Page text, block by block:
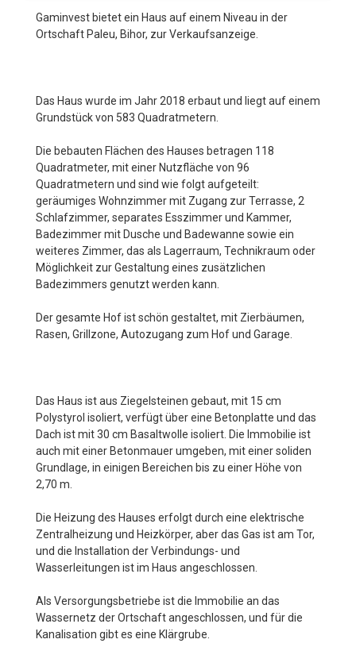
Gaminvest bietet ein Haus auf einem Niveau in der
Ortschaft Paleu, Bihor, zur Verkaufsanzeige.
Das Haus wurde im Jahr 2018 erbaut und liegt auf einem
Grundstück von 583 Quadratmetern.
Die bebauten Flächen des Hauses betragen 118
Quadratmeter, mit einer Nutzfläche von 96
Quadratmetern und sind wie folgt aufgeteilt:
geräumiges Wohnzimmer mit Zugang zur Terrasse, 2
Schlafzimmer, separates Esszimmer und Kammer,
Badezimmer mit Dusche und Badewanne sowie ein
weiteres Zimmer, das als Lagerraum, Technikraum oder
Möglichkeit zur Gestaltung eines zusätzlichen
Badezimmers genutzt werden kann.
Der gesamte Hof ist schön gestaltet, mit Zierbäumen,
Rasen, Grillzone, Autozugang zum Hof und Garage.
Das Haus ist aus Ziegelsteinen gebaut, mit 15 cm
Polystyrol isoliert, verfügt über eine Betonplatte und das
Dach ist mit 30 cm Basaltwolle isoliert. Die Immobilie ist
auch mit einer Betonmauer umgeben, mit einer soliden
Grundlage, in einigen Bereichen bis zu einer Höhe von
2,70 m.
Die Heizung des Hauses erfolgt durch eine elektrische
Zentralheizung und Heizkörper, aber das Gas ist am Tor,
und die Installation der Verbindungs- und
Wasserleitungen ist im Haus angeschlossen.
Als Versorgungsbetriebe ist die Immobilie an das
Wassernetz der Ortschaft angeschlossen, und für die
Kanalisation gibt es eine Klärgrube.